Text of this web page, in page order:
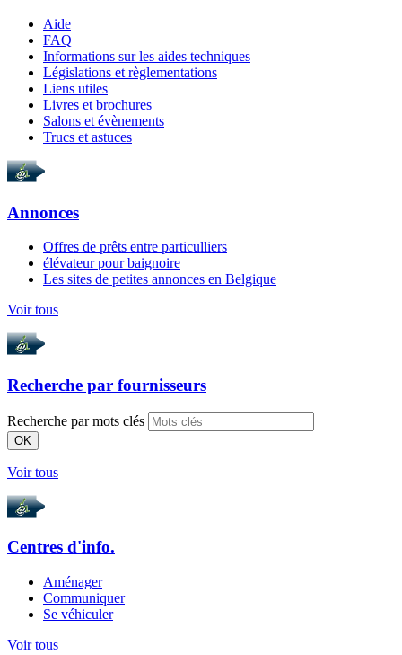
Aide
FAQ
Informations sur les aides techniques
Législations et règlementations
Liens utiles
Livres et brochures
Salons et évènements
Trucs et astuces
Annonces
Offres de prêts entre particulliers
élévateur pour baignoire
Les sites de petites annonces en Belgique
Voir tous
Recherche par fournisseurs
Recherche par mots clés
OK
Voir tous
Centres d'info.
Aménager
Communiquer
Se véhiculer
Voir tous